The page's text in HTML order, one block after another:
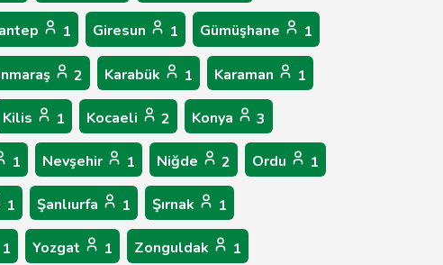
1 Giresun 1 Gümüşhane 1
2 Karabük 1 Karaman 1
Kilis 1 Kocaeli 2 Konya 3
1 Nevşehir 1 Niğde 2 Ordu 1
1 Şanlıurfa 1 Şırnak 1
1 Yozgat 1 Zonguldak 1